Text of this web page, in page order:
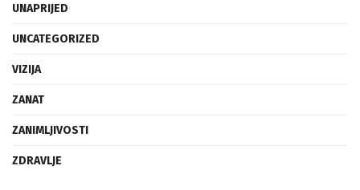
UNAPRIJED
UNCATEGORIZED
VIZIJA
ZANAT
ZANIMLJIVOSTI
ZDRAVLJE